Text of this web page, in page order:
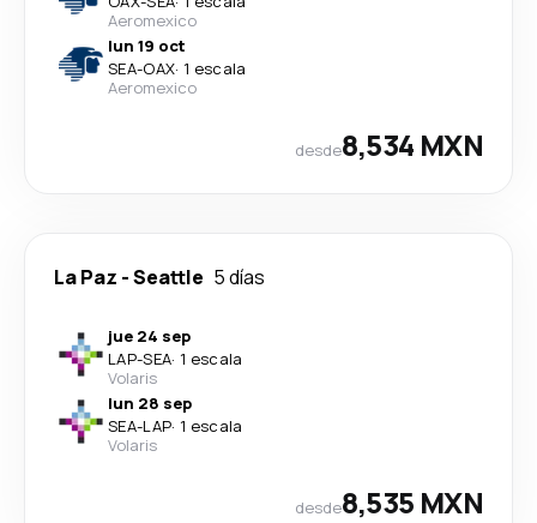
Aeromexico
lun 19 oct
SEA-OAX· 1 escala
Aeromexico
desde8,534 MXN
La Paz -Seattle 5 días
jue 24 sep
LAP-SEA· 1 escala
Volaris
lun 28 sep
SEA-LAP· 1 escala
Volaris
desde8,535 MXN